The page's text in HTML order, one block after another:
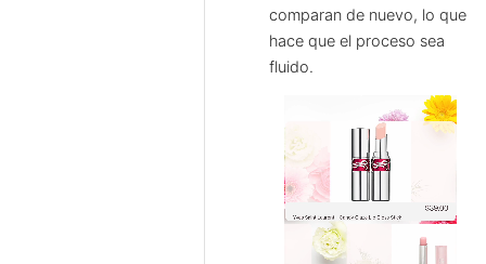
comparan de nuevo, lo que
hace que el proceso sea
fluido.